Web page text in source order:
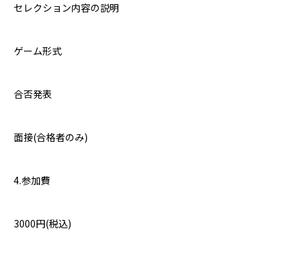
セレクション内容の説明
ゲーム形式
合否発表
面接(合格者のみ)
4.参加費
3000円(税込)